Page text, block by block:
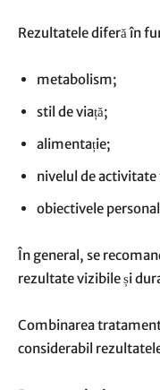
Rezultatele diferă în
metabolism;
stil de viață;
alimentație;
nivelul de activitate
obiectivele
În general, se
rezultate vizibile și
Combinarea
considerabil